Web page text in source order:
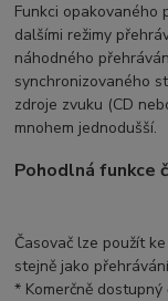
Funkci opakovaného
dalšími režimy
náhodného
synchronizovaného
zdroje zvuku (CD
mnohem jednodušší.
Pohodlná funkce
Časovač lze použít
stejně jako
* Komerčně